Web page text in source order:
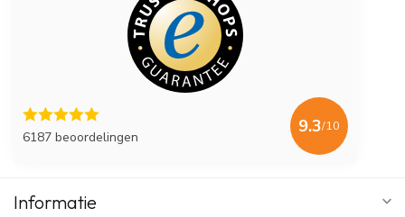
6187 beoordelingen
9.3/10
Informatie